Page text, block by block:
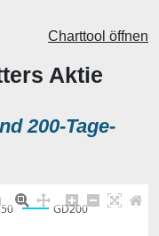
Aktie
200-Tage-
Charttool öffnen
GD200